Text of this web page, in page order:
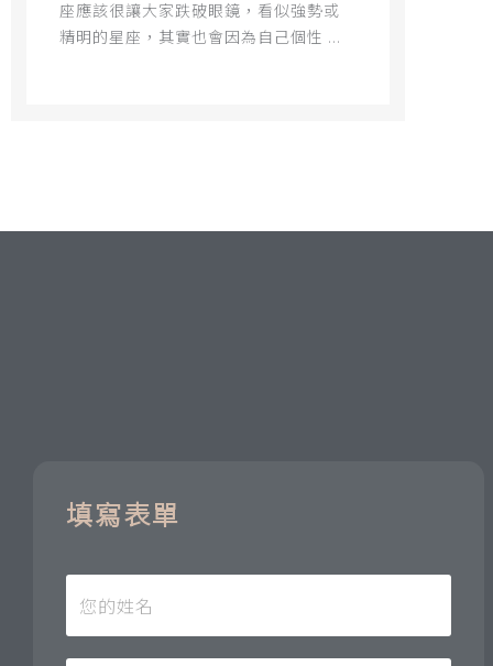
座應該很讓大家跌破眼鏡，看似強勢或
精明的星座，其實也會因為自己個性 ...
填寫表單